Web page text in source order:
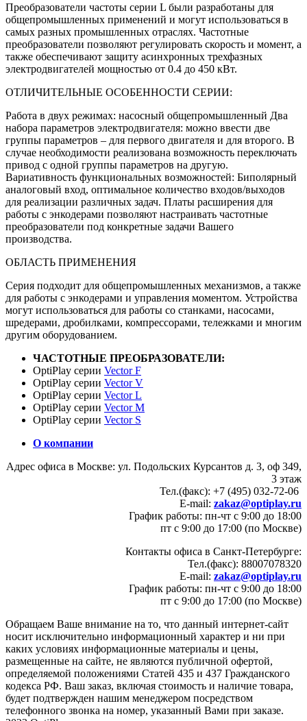
Преобразователи частоты серии L были разработаны для
общепромышленных применений и могут использоваться в
самых разных промышленных отраслях. Частотные
преобразователи позволяют регулировать скорость и момент, а
также обеспечивают защиту асинхронных трехфазных
электродвигателей мощностью от 0.4 до 450 кВт.
ОТЛИЧИТЕЛЬНЫЕ ОСОБЕННОСТИ СЕРИИ:
Работа в двух режимах: насосный общепромышленный Два
набора параметров электродвигателя: можно ввести две
группы параметров – для первого двигателя и для второго. В
случае необходимости реализована возможность переключать
привод с одной группы параметров на другую.
Вариативность функциональных возможностей: Биполярный
аналоговый вход, оптимальное количество входов/выходов
для реализации различных задач. Платы расширения для
работы с энкодерами позволяют настраивать частотные
преобразователи под конкретные задачи Вашего
производства.
ОБЛАСТЬ ПРИМЕНЕНИЯ
Серия подходит для общепромышленных механизмов, а также
для работы с энкодерами и управления моментом. Устройства
могут использоваться для работы со станками, насосами,
шредерами, дробилками, компрессорами, тележками и многим
другим оборудованием.
ЧАСТОТНЫЕ ПРЕОБРАЗОВАТЕЛИ:
OptiPlay серии Vector F
OptiPlay серии Vector V
OptiPlay серии Vector L
OptiPlay серии Vector M
OptiPlay серии Vector S
О компании
Адрес офиса в Москве: ул. Подольских Курсантов д. 3, оф 349,
3 этаж
Тел.(факс): +7 (495) 032-72-06
E-mail: zakaz@optiplay.ru
График работы: пн-чт с 9:00 до 18:00
пт с 9:00 до 17:00 (по Москве)
Контакты офиса в Санкт-Петербурге:
Тел.(факс): 88007078320
E-mail: zakaz@optiplay.ru
График работы: пн-чт с 9:00 до 18:00
пт с 9:00 до 17:00 (по Москве)
Обращаем Ваше внимание на то, что данный интернет-сайт
носит исключительно информационный характер и ни при
каких условиях информационные материалы и цены,
размещенные на сайте, не являются публичной офертой,
определяемой положениями Статей 435 и 437 Гражданского
кодекса РФ. Ваш заказ, включая стоимость и наличие товара,
будет подтвержден нашим менеджером посредством
телефонного звонка на номер, указанный Вами при заказе.